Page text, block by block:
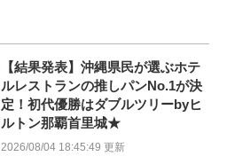
【結果発表】沖縄県民が選ぶホテ
ルレストランの推しパンNo.1が決
定！初代優勝はダブルツリーbyヒ
ルトン那覇首里城★
2026/08/04 18:45:49 更新